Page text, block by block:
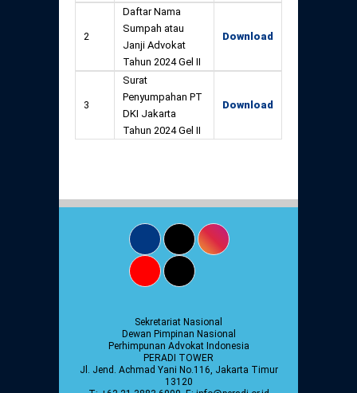
2
Daftar Nama
Sumpah atau
Janji Advokat
Tahun 2024 Gel II
Download
3
Surat
Penyumpahan PT
DKI Jakarta
Tahun 2024 Gel II
Download
Sekretariat Nasional
Dewan Pimpinan Nasional
Perhimpunan Advokat Indonesia
PERADI TOWER
Jl. Jend. Achmad Yani No.116, Jakarta Timur
13120